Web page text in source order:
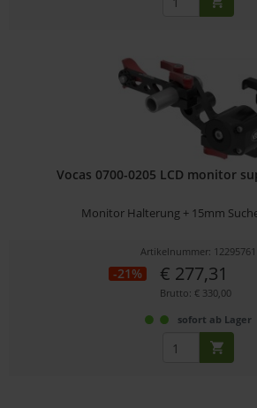
Vocas 0700-0205 LCD monitor
Monitor Halterung + 15mm
Artikelnummer: 12295761
-21% € 277,31
Brutto: € 330,00
sofort ab Lager